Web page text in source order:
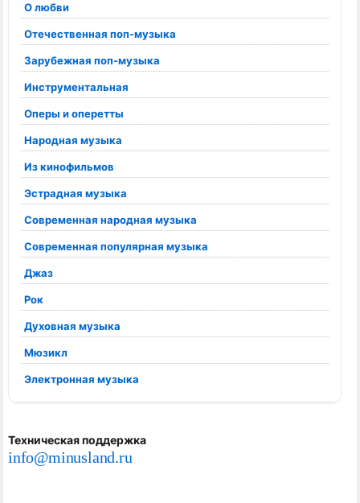
О любви
Отечественная поп-музыка
Зарубежная поп-музыка
Инструментальная
Оперы и оперетты
Народная музыка
Из кинофильмов
Эстрадная музыка
Современная народная музыка
Современная популярная музыка
Джаз
Рок
Духовная музыка
Мюзикл
Электронная музыка
Техническая поддержка
info@minusland.ru